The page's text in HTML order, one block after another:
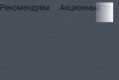
Рекомендуем Акционный